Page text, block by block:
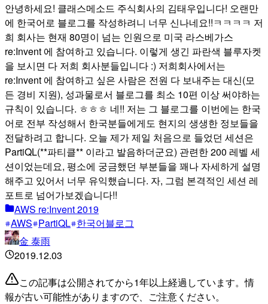
안녕하세요! 클래스메소드 주식회사의 김태우입니다! 오랜만
에 한국어로 블로그를 작성하려니 너무 신나네요!!ㅋㅋㅋㅋ 저
희 회사는 현재 80명이 넘는 인원으로 미국 라스베가스
re:Invent 에 참여하고 있습니다. 이렇게 생긴 파란색 블루자켓
을 보시면 다 저희 회사분들입니다 :) 저희회사에서는
re:Invent 에 참여하고 싶은 사람은 전원 다 보내주는 대신(모
든 경비 지원), 성과물로서 블로그를 최소 10편 이상 써야하는
규칙이 있습니다. ㅎㅎㅎ 네!! 저는 그 블로그를 이번에는 한국
어로 전부 작성해서 한국분들에게도 현지의 생생한 정보들을
전달하려고 합니다. 오늘 제가 제일 처음으로 들었던 세션은
PartiQL(**파티클** 이라고 발음하더군요) 관련한 200 레벨 세
션이었는데요, 평소에 궁금했던 부분들을 꽤나 자세하게 설명
해주고 있어서 너무 유익했습니다. 자, 그럼 본격적인 세션 레
포트로 넘어가보겠습니다!!
AWS re:Invent 2019
AWS PartiQL 한국어블로그
金 泰雨
2019.12.03
この記事は公開されてから1年以上経過しています。情
報が古い可能性がありますので、ご注意ください。